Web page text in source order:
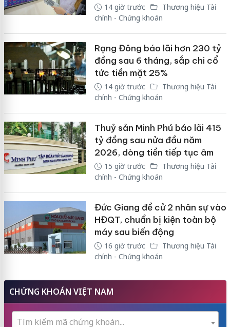
14 giờ trước
Thương hiệu Tài
chính - Chứng khoán
Rạng Đông báo lãi hơn 230 tỷ
đồng sau 6 tháng, sắp chi cổ
tức tiền mặt 25%
14 giờ trước
Thương hiệu Tài
chính - Chứng khoán
Thuỷ sản Minh Phú báo lãi 415
tỷ đồng sau nửa đầu năm
2026, dòng tiền tiếp tục âm
15 giờ trước
Thương hiệu Tài
chính - Chứng khoán
Đức Giang đề cử 2 nhân sự vào
HĐQT, chuẩn bị kiện toàn bộ
máy sau biến động
16 giờ trước
Thương hiệu Tài
chính - Chứng khoán
CHỨNG KHOÁN VIỆT NAM
Tìm kiếm mã chứng khoán...